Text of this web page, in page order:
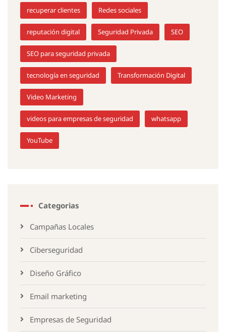
recuperar clientes Redes sociales
reputación digital Seguridad Privada SEO
SEO para seguridad privada
tecnología en seguridad Transformación Digital
Video Marketing
videos para empresas de seguridad whatsapp
YouTube
Categorias
Campañas Locales
Ciberseguridad
Diseño Gráfico
Email marketing
Empresas de Seguridad